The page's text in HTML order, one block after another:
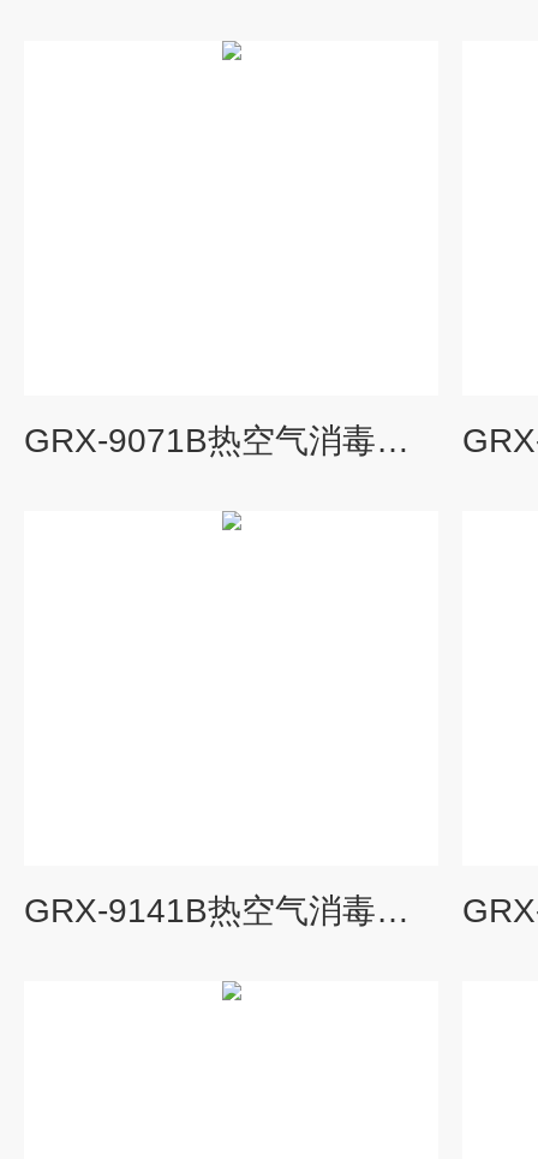
GRX-9071B热空气消毒箱参数
GRX-9141B热空气消毒箱,干热消毒箱厂家,干烤灭菌器